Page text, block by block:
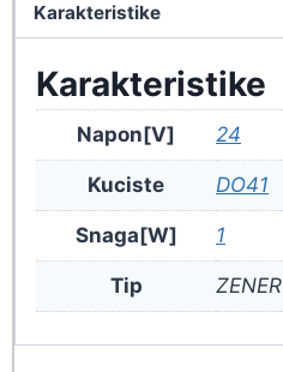
Karakteristike
Karakteristike
Napon[V] 24
Kuciste DO41
Snaga[W] 1
Tip ZENER